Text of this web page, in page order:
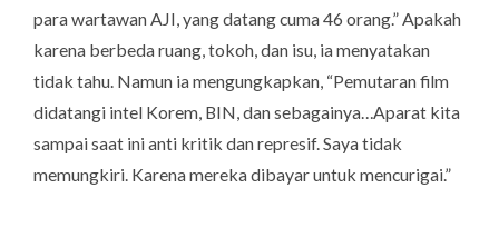
para wartawan AJI, yang datang cuma 46 orang.” Apakah
karena berbeda ruang, tokoh, dan isu, ia menyatakan
tidak tahu. Namun ia mengungkapkan, “Pemutaran film
didatangi intel Korem, BIN, dan sebagainya…Aparat kita
sampai saat ini anti kritik dan represif. Saya tidak
memungkiri. Karena mereka dibayar untuk mencurigai.”